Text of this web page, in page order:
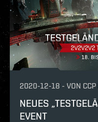
2020-12-18 - VON
NEUES
EVENT